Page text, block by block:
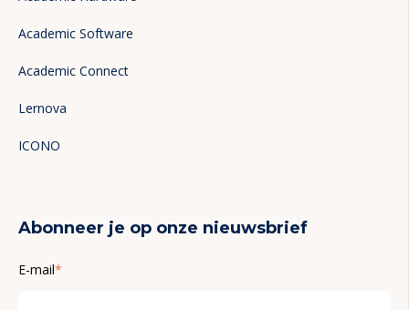
Academic Software
Academic Connect
Lernova
ICONO
Abonneer je op onze nieuwsbrief
E-mail*